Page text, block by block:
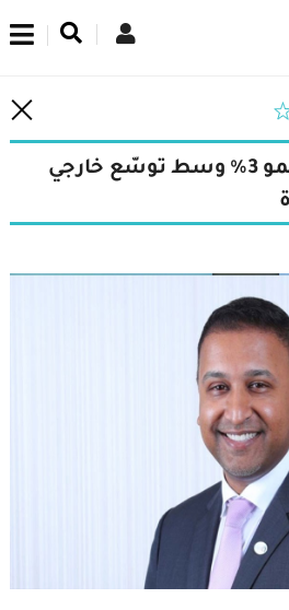
أرباح "ألف للتعليم" تنمو 3% وسط توسّع خارجي
الإخبارية